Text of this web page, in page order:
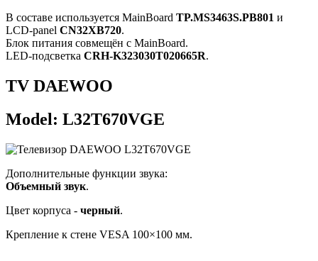
В составе используется MainBoard TP.MS3463S.PB801 и
LCD-panel CN32XB720.
Блок питания совмещён с MainBoard.
LED-подсветка CRH-K323030T020665R.
TV DAEWOO
Model: L32T670VGE
Дополнительные функции звука:
Объемный звук.
Цвет корпуса - черный.
Крепление к стене VESA 100×100 мм.